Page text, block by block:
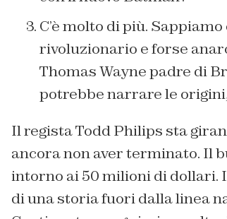
C’è molto di più.
rivoluzionario e forse
Thomas Wayne padre di
potrebbe narrare le
Il regista Todd Philips sta
ancora non aver terminato. Il
intorno ai 50 milioni di dollari.
di una storia fuori dalla linea